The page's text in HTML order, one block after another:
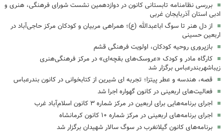
بررسی نظامنامه تابستانی کانون در دوازدهمین نشست شورای فرهنگی، هنری و
ادبی استان آذربایجان غربی
از دل هنر تا سوگ اباعبدالله (ع)؛ همراهی مربیان و کودکان مرکز حاجی‌آباد در
اربعین حسینی
بازپروری روحیه کودکان، اولویت فرهنگی قشم
کارگاه مادر و کودک «عروسک‌های بقچه‌ای» در مرکز فرهنگی‌هنری
زیباشهربندرعباس برگزار شد
قصه، هندسه و عطر پیتزا؛ تجربه ای شیرین از کتابخوانی در کانون بندرعباس
فعالیت‌های اربعینی در کانون گهواره اجرا شد
اجرای برنامه‌هایی برای اربعین در مرکز شماره ۳ کانون اسلام‌آباد غرب
اجرای برنامه‌های اربعینی در مرکز شماره ۱۰ کانون کرمانشاه
برنامه‌های کانون گیلانغرب در سوگ سالار شهیدان برگزار شد